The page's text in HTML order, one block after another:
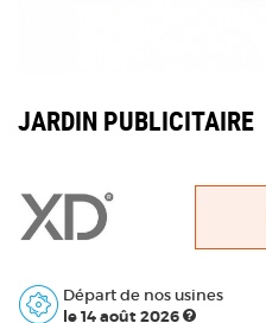
JARDIN PUBLICITAIRE
Départ de nos usines
le 14 août 2026